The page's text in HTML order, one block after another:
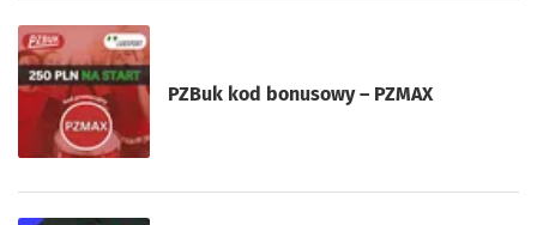
PZBuk kod bonusowy – PZMAX